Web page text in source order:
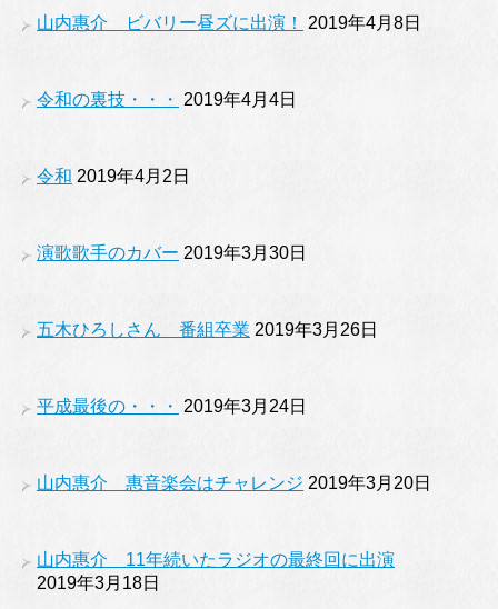
山内惠介 ビバリー昼ズに出演！ 2019年4月8日
令和の裏技・・・ 2019年4月4日
令和 2019年4月2日
演歌歌手のカバー 2019年3月30日
五木ひろしさん 番組卒業 2019年3月26日
平成最後の・・・ 2019年3月24日
山内惠介 惠音楽会はチャレンジ 2019年3月20日
山内惠介 11年続いたラジオの最終回に出演
2019年3月18日